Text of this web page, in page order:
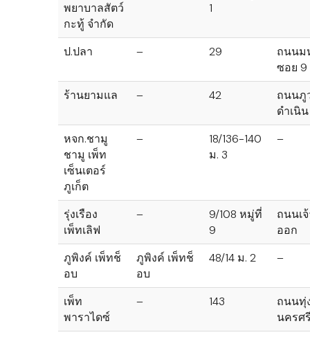
พยาบาลสัตว์
กะทู้ จำกัด
1
ป.ปลา – 29
ถนนม
ซอย 9
ร้านยามแล
– 42
ถนนภู
ดำเนิน
หจก.ชามู
ชามู เพ็ท
เซ็นเตอร์
ภูเก็ต
–
18/136-140
ม. 3
–
รุ่งเรือง
เพ็ทเลิฟ
–
9/108 หมู่ที่
9
ถนนเ
ออก
ภูพิงค์ เพ็ทช็
อบ
ภูพิงค์ เพ็ทช็
อบ
48/14 ม. 2 –
เพ็ท
พาราไดซ์
– 143
ถนนทุ่
นครศ